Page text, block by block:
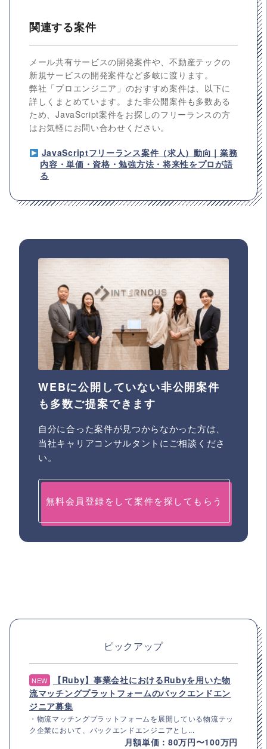
関連する案件
メール共有サービスの開発案件や、不動産テックの
新規サービスの開発案件など多岐に渡ります。
弊社「プロエンジニア」のおすすめ案件は、以下に
詳しくまとめています。また非公開案件も多数ある
ため、JavaScript案件をお探しのフリーランスの方
はお気軽にお問い合わせください。
JavaScriptフリーランス案件（求人）動向｜業務
内容・単価・資格・勉強方法・将来性をプロが語
る
WEBに公開していない非公開案件
も多数ご提案できます
自分に合った案件が見つからなかった方は、
当社キャリアコンサルタントにご相談くださ
い。
無料会員登録をして案件を探してもらう
ピックアップ
NEW
【Ruby】事業会社におけるRubyを用いた物
流マッチングプラットフォームのバックエンドエン
ジニア募集
・物流マッチングプラットフォームを展開している物流テッ
ク企業において、バックエンドエンジニアとし...
月額単価：80万円〜100万円